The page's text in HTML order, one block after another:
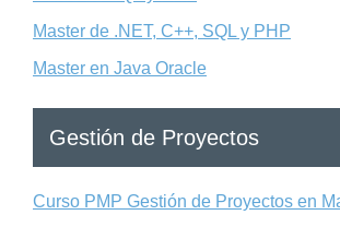
Master de .NET, C++, SQL y PHP
Master en Java Oracle
Gestión de Proyectos
Curso PMP Gestión de Proyectos en